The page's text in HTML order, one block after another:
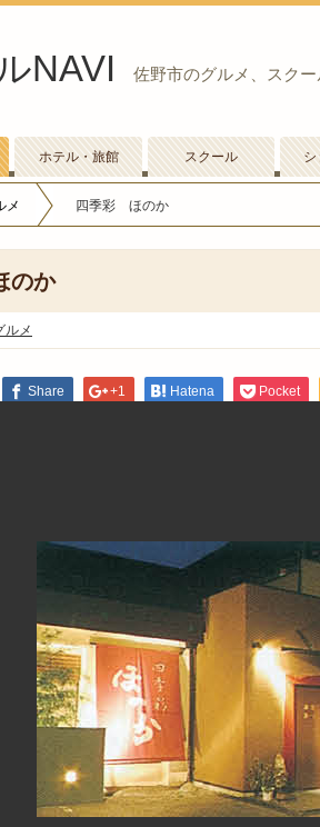
NAVI 佐野市のグルメ、スク
ホテル・旅館 スクール シ
メ 四季彩 ほのか
のか
ルメ
Share +1 Hatena Pocket